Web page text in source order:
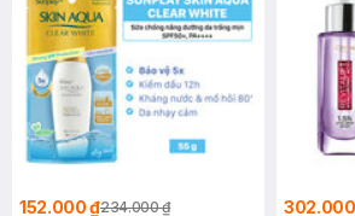
152.000 ₫234.000 ₫